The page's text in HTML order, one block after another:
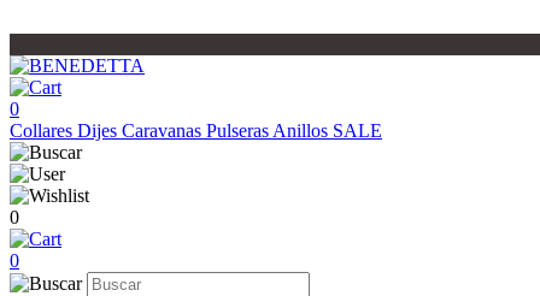
0
Collares Dijes Caravanas Pulseras Anillos SALE
0
0